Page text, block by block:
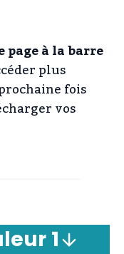
à la barre
plus
fois
vos
1